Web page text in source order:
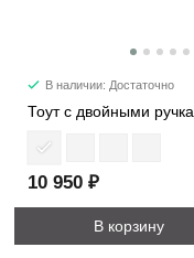
В наличии: Достаточно
10 950 ₽
В корзину